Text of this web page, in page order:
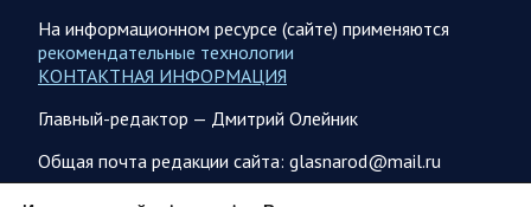
Главное: Российские вооружённые силы взяли под контроль
село Анискино в Харьковской области. За прошедшую
неделю ВС РФ осуществили два массированных…
07.08.2026 10:51
Мир
На информационном ресурсе (сайте) применяются
рекомендательные технологии
КОНТАКТНАЯ ИНФОРМАЦИЯ
Главный-редактор — Дмитрий Олейник
Общая почта редакции сайта: glasnarod@mail.ru